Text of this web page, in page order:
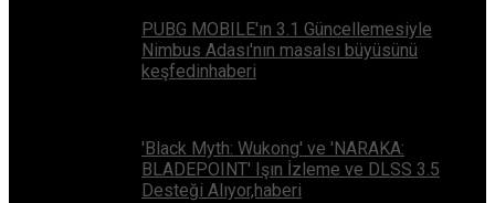
PUBG MOBILE'ın 3.1 Güncellemesiyle
Nimbus Adası'nın masalsı büyüsünü
keşfedinhaberi
'Black Myth: Wukong' ve 'NARAKA:
BLADEPOINT' Işın İzleme ve DLSS 3.5
Desteği Alıyor,haberi